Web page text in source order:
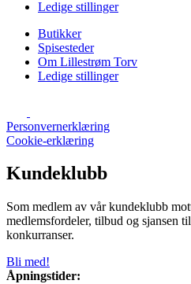
Ledige stillinger
Butikker
Spisesteder
Om Lillestrøm Torv
Ledige stillinger
Personvernerklæring
Cookie-erklæring
Kundeklubb
Som medlem av vår kundeklubb
medlemsfordeler, tilbud og sjansen
konkurranser.
Bli med!
Åpningstider: